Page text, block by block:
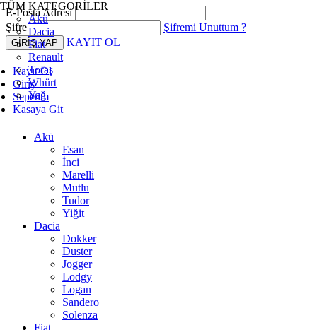
E-Posta Adresi
Şifre
Şifremi Unuttum ?
KAYIT OL
Kayıt Ol
Giriş
Sepetim
Kasaya Git
Akü
Esan
İnci
Marelli
Mutlu
Tudor
Yiğit
Dacia
Dokker
Duster
Jogger
Lodgy
Logan
Sandero
Solenza
Fiat
TÜM KATEGORİLER
Akü
Dacia
Fiat
Renault
Tofaş
Whürt
Yağ